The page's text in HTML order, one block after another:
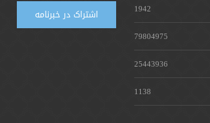
1942
79804975
25443936
1138
اشتراک در خبرنامه